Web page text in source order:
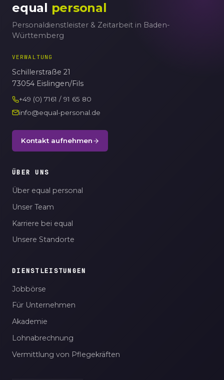
equal personal
Personaldienstleister & Zeitarbeit in Baden-
Württemberg
VERWALTUNG
Schillerstraße 21
73054 Eislingen/Fils
+49 (0) 7161 / 91 65 80
info@equal-personal.de
Kontakt aufnehmen
ÜBER UNS
Über equal personal
Unser Team
Karriere bei equal
Unsere Standorte
DIENSTLEISTUNGEN
Jobbörse
Für Unternehmen
Akademie
Lohnabrechnung
Vermittlung von Pflegekräften